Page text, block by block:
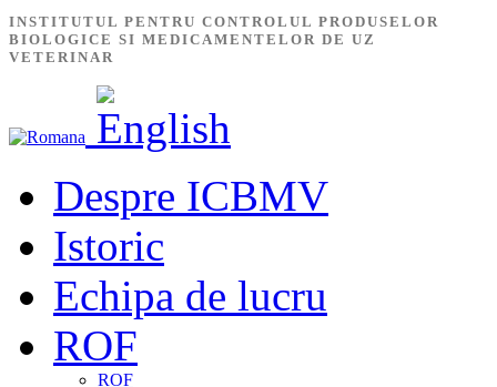
INSTITUTUL PENTRU CONTROLUL PRODUSELOR
BIOLOGICE SI MEDICAMENTELOR DE UZ
VETERINAR
Despre ICBMV
Istoric
Echipa de lucru
ROF
ROF